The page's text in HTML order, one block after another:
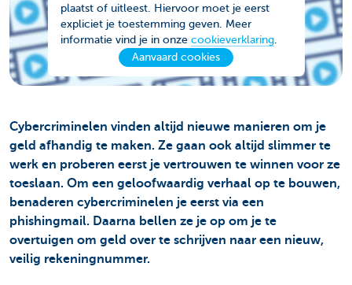
plaatst of uitleest. Hiervoor moet je eerst
expliciet je toestemming geven. Meer
informatie vind je in onze cookieverklaring.
Aanvaard cookies
Cybercriminelen vinden altijd nieuwe manieren om je
geld afhandig te maken. Ze gaan ook altijd slimmer te
werk en proberen eerst je vertrouwen te winnen voor ze
toeslaan. Om een geloofwaardig verhaal op te bouwen,
benaderen cybercriminelen je eerst via een
phishingmail. Daarna bellen ze je op om je te
overtuigen om geld over te schrijven naar een nieuw,
veilig rekeningnummer.